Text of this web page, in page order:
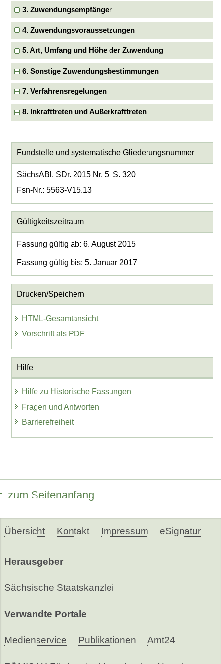
3. Zuwendungsempfänger
4. Zuwendungsvoraussetzungen
5. Art, Umfang und Höhe der Zuwendung
6. Sonstige Zuwendungsbestimmungen
7. Verfahrensregelungen
8. Inkrafttreten und Außerkrafttreten
Fundstelle und systematische Gliederungsnummer
SächsABl. SDr. 2015 Nr. 5, S. 320
Fsn-Nr.: 5563-V15.13
Gültigkeitszeitraum
Fassung gültig ab: 6. August 2015
Fassung gültig bis: 5. Januar 2017
Drucken/Speichern
HTML-Gesamtansicht
Vorschrift als PDF
Hilfe
Hilfe zu Historische Fassungen
Fragen und Antworten
Barrierefreiheit
zum Seitenanfang
Übersicht Kontakt Impressum eSignatur
Herausgeber
Sächsische Staatskanzlei
Verwandte Portale
Medienservice Publikationen Amt24